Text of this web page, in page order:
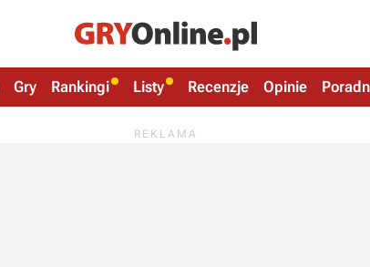
Gry Rankingi Listy Recenzje Opinie